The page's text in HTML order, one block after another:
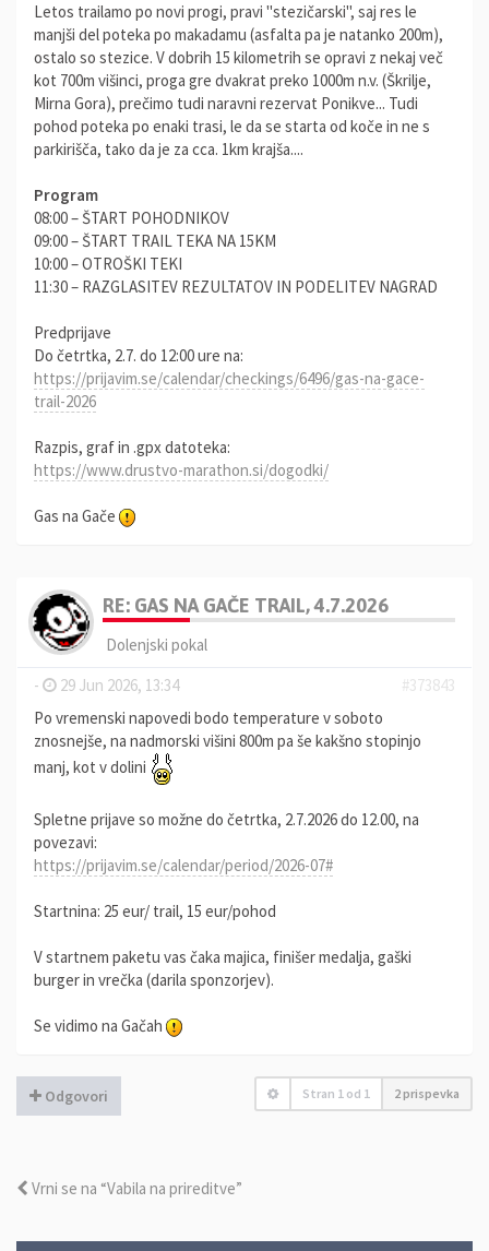
Letos trailamo po novi progi, pravi "stezičarski", saj res le
manjši del poteka po makadamu (asfalta pa je natanko 200m),
ostalo so stezice. V dobrih 15 kilometrih se opravi z nekaj več
kot 700m višinci, proga gre dvakrat preko 1000m n.v. (Škrilje,
Mirna Gora), prečimo tudi naravni rezervat Ponikve... Tudi
pohod poteka po enaki trasi, le da se starta od koče in ne s
parkirišča, tako da je za cca. 1km krajša....
Program
08:00 – ŠTART POHODNIKOV
09:00 – ŠTART TRAIL TEKA NA 15KM
10:00 – OTROŠKI TEKI
11:30 – RAZGLASITEV REZULTATOV IN PODELITEV NAGRAD
Predprijave
Do četrtka, 2.7. do 12:00 ure na:
https://prijavim.se/calendar/checkings/6496/gas-na-gace-
trail-2026
Razpis, graf in .gpx datoteka:
https://www.drustvo-marathon.si/dogodki/
Gas na Gače
RE: GAS NA GAČE TRAIL, 4.7.2026
Dolenjski pokal
-
29 Jun 2026, 13:34
#373843
Po vremenski napovedi bodo temperature v soboto
znosnejše, na nadmorski višini 800m pa še kakšno stopinjo
manj, kot v dolini
Spletne prijave so možne do četrtka, 2.7.2026 do 12.00, na
povezavi:
https://prijavim.se/calendar/period/2026-07#
Startnina: 25 eur/ trail, 15 eur/pohod
V startnem paketu vas čaka majica, finišer medalja, gaški
burger in vrečka (darila sponzorjev).
Se vidimo na Gačah
Odgovori Stran 1 od 1 2 prispevka
Vrni se na “Vabila na prireditve”